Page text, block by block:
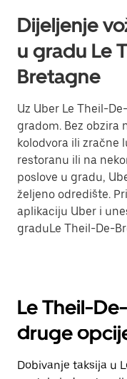
Dijeljenje
u gradu Le
Bretagne
Uz Uber Le Theil-
gradom. Bez obzira
kolodvora ili zračne
restoranu ili na
poslove u gradu,
željeno odredište.
aplikaciju Uber i
graduLe Theil-De-
Le Theil-
druge
Dobivanje taksija u